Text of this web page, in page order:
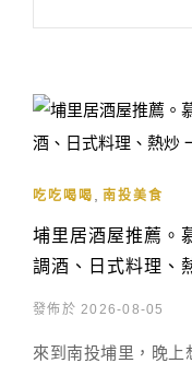
吃吃喝喝 南投美食
埔里居酒屋推薦。
調酒、日式料理、
發佈於 2026-08-05
來到南投埔里，晚上